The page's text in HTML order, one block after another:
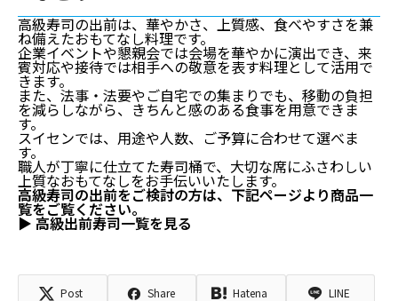
高級寿司の出前は、華やかさ、上質感、食べやすさを兼
ね備えたおもてなし料理です。
企業イベントや懇親会では会場を華やかに演出でき、来
賓対応や接待では相手への敬意を表す料理として活用で
きます。
また、法事・法要やご自宅での集まりでも、移動の負担
を減らしながら、きちんと感のある食事を用意できま
す。
スイセンでは、用途や人数、ご予算に合わせて選べま
す。
職人が丁寧に仕立てた寿司桶で、大切な席にふさわしい
上質なおもてなしをお手伝いいたします。
高級寿司の出前をご検討の方は、下記ページより商品一
覧をご覧ください。
▶ 高級出前寿司一覧を見る
Post Share Hatena LINE